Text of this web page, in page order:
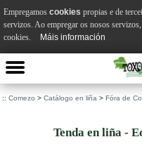
:: Comezo > Catálogo en liña > Fóra de
Tenda en liña -
Empregamos cookies propias e de
servizos. Ao empregar os nosos
cookies.
Máis información